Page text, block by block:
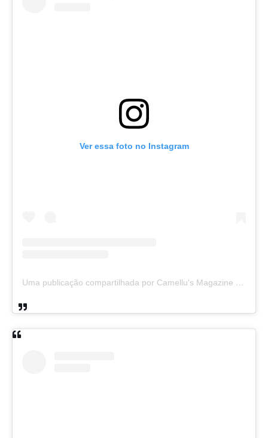
Ver essa foto no Instagram
Uma publicação compartilhada por Camellu's Magazine I e II (@camellus_magazine)